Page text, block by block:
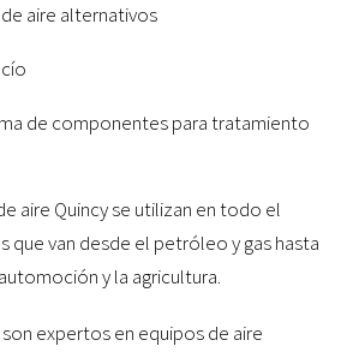
aire alternativos
de componentes para tratamiento
aire Quincy se utilizan en todo el
que van desde el petróleo y gas hasta
y la agricultura.
expertos en equipos de aire